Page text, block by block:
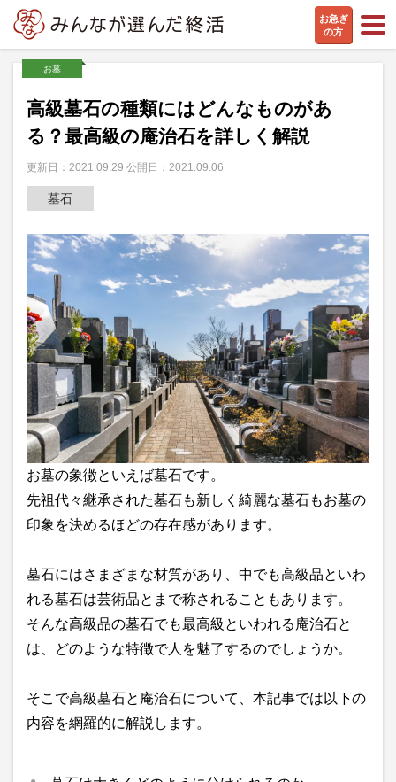
お急ぎ
の方
お墓
高級墓石の種類にはどんなものがあ
る？最高級の庵治石を詳しく解説
更新日：2021.09.29 公開日：2021.09.06
墓石
お墓の象徴といえば墓石です。
先祖代々継承された墓石も新しく綺麗な墓石もお墓の
印象を決めるほどの存在感があります。
墓石にはさまざまな材質があり、中でも高級品といわ
れる墓石は芸術品とまで称されることもあります。
そんな高級品の墓石でも最高級といわれる庵治石と
は、どのような特徴で人を魅了するのでしょうか。
そこで高級墓石と庵治石について、本記事では以下の
内容を網羅的に解説します。